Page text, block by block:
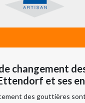
changement
et ses
des gouttières